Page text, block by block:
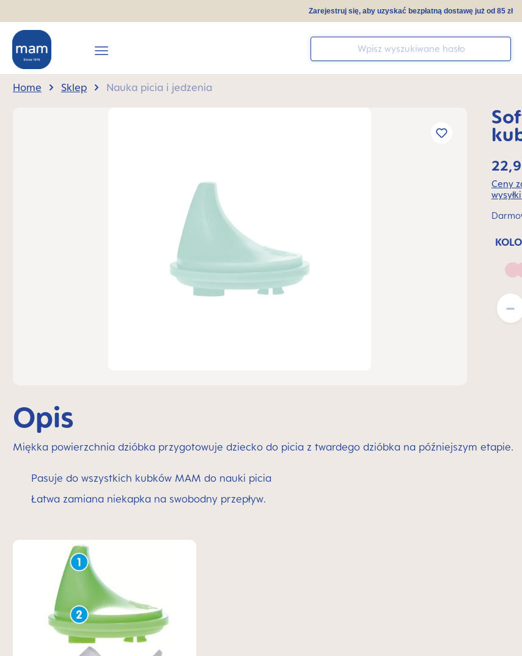
Zarejestruj się, aby uzyskać bezpłatną dostawę już od 85 zł
Home Sklep Nauka picia i jedzenia
Ceny
Ilość
Opis
Miękka powierzchnia dzióbka przygotowuje dziecko do picia z twardego dzióbka na późniejszym etapie.
Pasuje do wszystkich kubków MAM do nauki picia
‎‎Łatwa zamiana niekapka na swobodny przepływ.